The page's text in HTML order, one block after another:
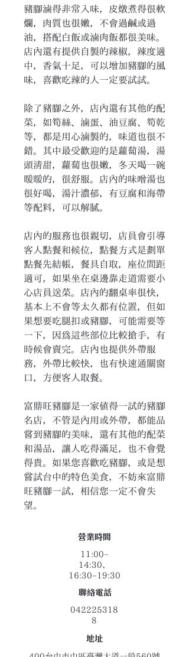
豬腳滷得非常入味，皮燉煮得很軟
爛，肉質也很嫩，不會過鹹或過
油，搭配白飯或滷肉飯都很美味。
店內還有提供自製的辣椒，辣度適
中，香氣十足，可以增加豬腳的風
味，喜歡吃辣的人一定要試試。
除了豬腳之外，店內還有其他的配
菜，如筍絲、滷蛋、油豆腐、筍乾
等，都是用心滷製的，味道也很不
錯。其中最受歡迎的是蘿蔔湯，湯
頭清甜，蘿蔔也很嫩，冬天喝一碗
暖暖的，很舒服。店內的味噌湯也
很好喝，湯汁濃郁，有豆腐和海帶
等配料，可以解膩。
店內的服務也很親切，店員會引導
客人點餐和候位，點餐方式是劃單
點餐先結帳，餐具自取，座位間距
適可，如果坐在桌邊靠走道需要小
心店員送菜。店內的翻桌率很快，
基本上不會等太久都有位置，但如
果想要吃腿扣或豬腳，可能需要等
一下，因為這些部位比較搶手，有
時候會賣完。店內也提供外帶服
務，外帶比較快，也有快速通關窗
口，方便客人取餐。
富鼎旺豬腳是一家值得一試的豬腳
名店，不管是內用或外帶，都能品
嘗到豬腳的美味，還有其他的配菜
和湯品，讓人吃得滿足，也不會覺
得貴。如果您喜歡吃豬腳，或是想
嘗試台中的特色美食，不妨來富鼎
旺豬腳一試，相信您一定不會失
望。
​營業時間
11:00–
14:30、
16:30–19:30
聯絡電話
042225318
8
地址